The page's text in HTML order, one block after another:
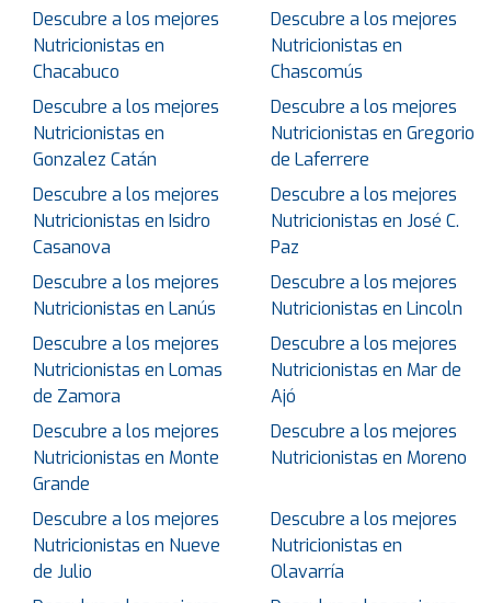
Descubre a los mejores
Nutricionistas en
Chacabuco
Descubre a los mejores
Nutricionistas en
Chascomús
Descubre a los mejores
Nutricionistas en
Gonzalez Catán
Descubre a los mejores
Nutricionistas en Gregorio
de Laferrere
Descubre a los mejores
Nutricionistas en Isidro
Casanova
Descubre a los mejores
Nutricionistas en José C.
Paz
Descubre a los mejores
Nutricionistas en Lanús
Descubre a los mejores
Nutricionistas en Lincoln
Descubre a los mejores
Nutricionistas en Lomas
de Zamora
Descubre a los mejores
Nutricionistas en Mar de
Ajó
Descubre a los mejores
Nutricionistas en Monte
Grande
Descubre a los mejores
Nutricionistas en Moreno
Descubre a los mejores
Nutricionistas en Nueve
de Julio
Descubre a los mejores
Nutricionistas en
Olavarría